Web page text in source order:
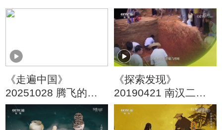
《走遍中国》
20251028 腾飞的藤
县
《探索发现》
20190421 南汉二陵
发掘记（一）